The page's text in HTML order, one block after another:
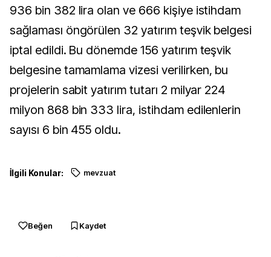
936 bin 382 lira olan ve 666 kişiye istihdam
sağlaması öngörülen 32 yatırım teşvik belgesi
iptal edildi. Bu dönemde 156 yatırım teşvik
belgesine tamamlama vizesi verilirken, bu
projelerin sabit yatırım tutarı 2 milyar 224
milyon 868 bin 333 lira, istihdam edilenlerin
sayısı 6 bin 455 oldu.
İlgili Konular: mevzuat
Beğen Kaydet